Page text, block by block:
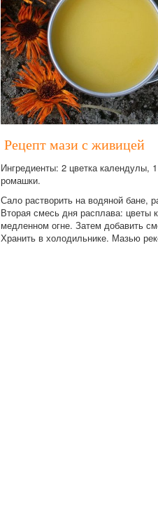
Рецепт мази с живицей
Ингредиенты: 2 цветка календулы,
ромашки.
Сало растворить на водяной бане,
Вторая смесь дня расплава: цветы
медленном огне. Затем добавить
Хранить в холодильнике. Мазью